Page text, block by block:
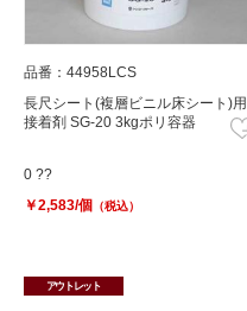
品番：44958LCS
長尺シート(複層ビニル床シート)用
接着剤 SG-20 3kgポリ容器
0 ??
￥2,583/個 （税込）
アウトレット